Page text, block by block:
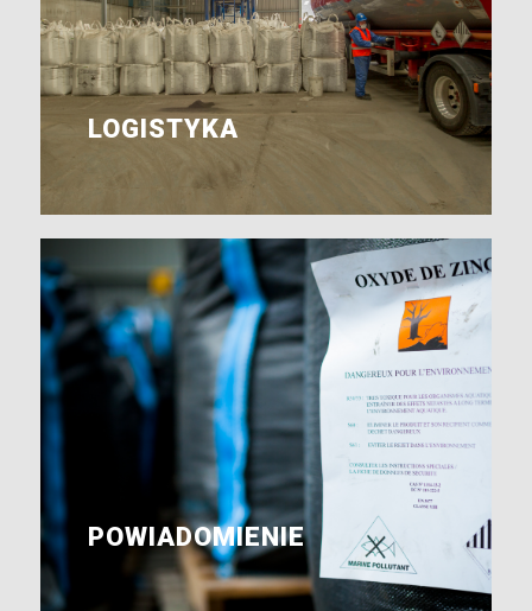
LOGISTYKA
POWIADOMIENIE